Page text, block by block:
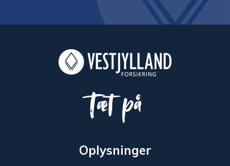
Tæt på
Oplysninger